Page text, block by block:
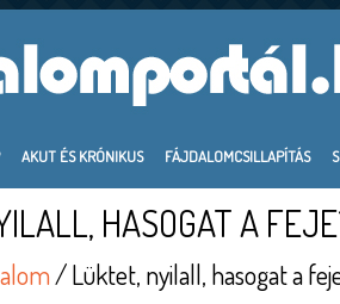
AKUT ÉS KRÓNIKUS FÁJDALOMCSILLAPÍTÁS
HASOGAT A
/ Lüktet, nyilall, hasogat a